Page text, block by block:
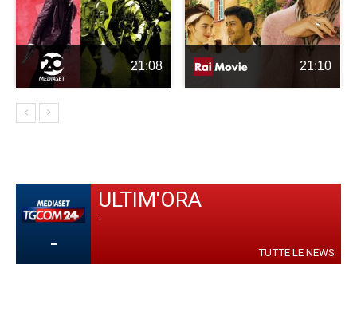
21:08 21:10
-
ULTIM'ORA
-
TUTTE LE NEWS